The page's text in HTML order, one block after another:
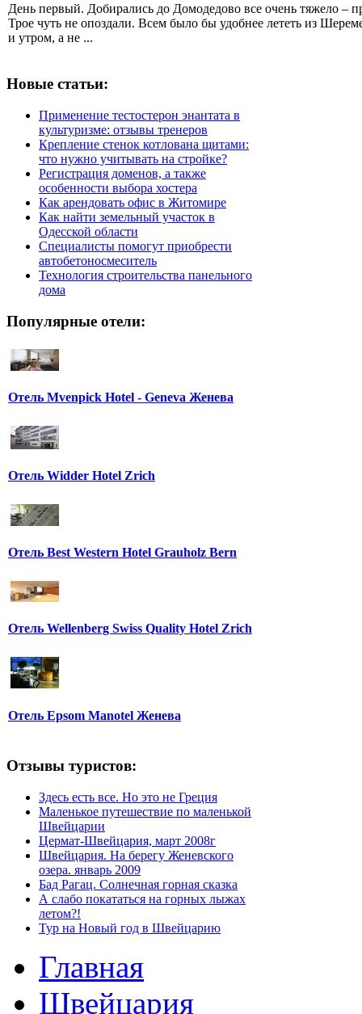
День первый. Добирались до Домодедово все очень тяжело –
Трое чуть не опоздали. Всем было бы удобнее лететь из
и утром, а не ...
Новые статьи:
Применение тестостерон энантата в
культуризме: отзывы тренеров
Крепление стенок котлована щитами:
что нужно учитывать на стройке?
Регистрация доменов, а также
особенности выбора хостера
Как арендовать офис в Житомире
Как найти земельный участок в
Одесской области
Специалисты помогут приобрести
автобетоносмеситель
Технология строительства панельного
дома
Популярные отели:
Отель Mvenpick Hotel - Geneva Женева
Отель Widder Hotel Zrich
Отель Best Western Hotel Grauholz Bern
Отель Wellenberg Swiss Quality Hotel Zrich
Отель Epsom Manotel Женева
Отзывы туристов:
Здесь есть все. Но это не Греция
Маленькое путешествие по маленькой
Швейцарии
Цермат-Швейцария, март 2008г
Швейцария. На берегу Женевского
озера. январь 2009
Бад Рагац. Солнечная горная сказка
А слабо покататься на горных лыжах
летом?!
Тур на Новый год в Швейцарию
Главная
Швейцария